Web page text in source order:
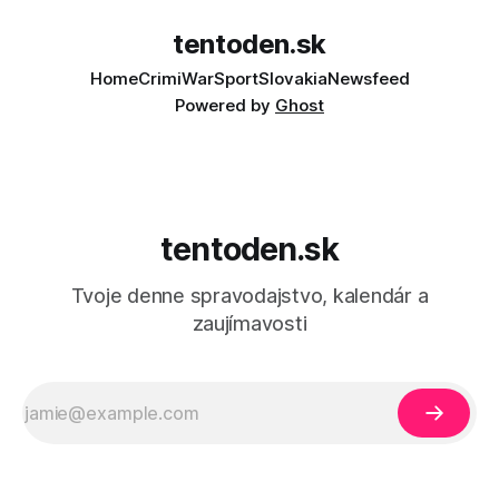
tentoden.sk
HomeCrimiWarSportSlovakiaNewsfeed
Powered by Ghost
tentoden.sk
Tvoje denne spravodajstvo, kalendár a
zaujímavosti